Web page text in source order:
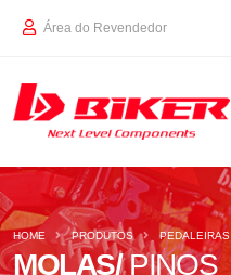
Área do Revendedor
MOLAS/PINOS
HOME PRODUTOS PEDALEIRAS